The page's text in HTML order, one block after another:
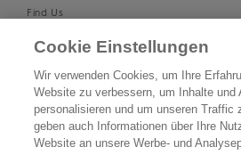
Find Us
SUPPORT
Contact Us
Become a Stockist
Cookie Einstellungen
Wir verwenden Cookies, um Ihre
Website zu verbessern, um Inhalte und
personalisieren und um unseren Traffic
geben auch Informationen über Ihre
Website an unsere Werbe- und